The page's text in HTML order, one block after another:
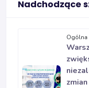
Nadchodzące
Ogólna